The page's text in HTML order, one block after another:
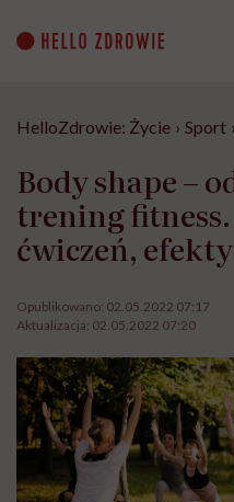
content
HelloZdrowie: Życie › Sport ›
Body shape –
trening
ćwiczeń, efekty
Opublikowano: 02.05.2022 07:17
Aktualizacja: 02.05.2022 07:20